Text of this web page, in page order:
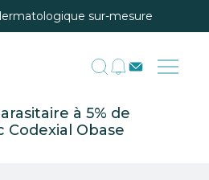
sur-mesure
à 5% de
Obase